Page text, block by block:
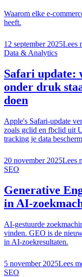
Waarom elke e-
heeft.
12 september 2025Lees
Data & Analytics
Safari update:
onder druk
doen
Apple's Safari-update
zoals gclid en fbclid uit
tracking je data
20 november 2025Lees
SEO
Generative
in AI-
AI-gestuurde
vinden. GEO is de
in AI-zoekresultaten.
5 november 2025Lees
SEO